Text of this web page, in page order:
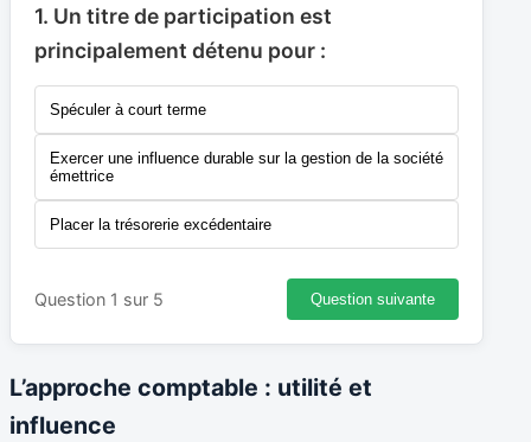
1. Un titre de participation est
principalement détenu pour :
Spéculer à court terme
Exercer une influence durable sur la gestion de la société
émettrice
Placer la trésorerie excédentaire
Question 1 sur 5 Question suivante
L’approche comptable : utilité et
influence